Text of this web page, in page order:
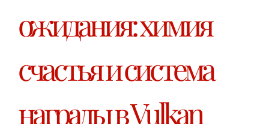
ожидания: химия
счастья и система
награды в Vulkan